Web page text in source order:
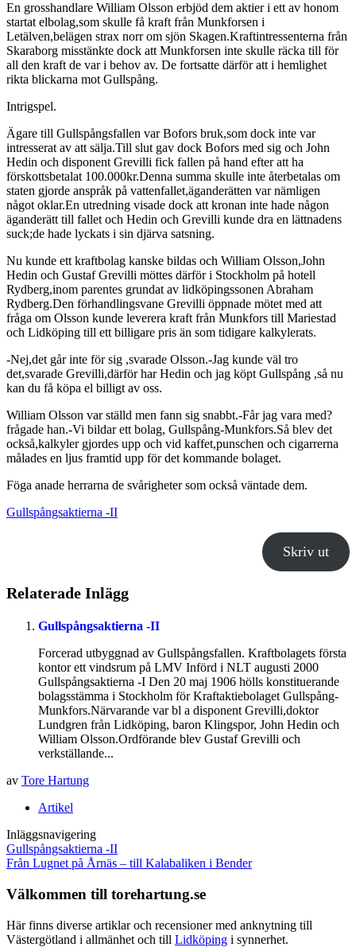
En grosshandlare William Olsson erbjöd dem aktier i ett av honom
startat elbolag,som skulle få kraft från Munkforsen i
Letälven,belägen strax norr om sjön Skagen.Kraftintressenterna från
Skaraborg misstänkte dock att Munkforsen inte skulle räcka till för
all den kraft de var i behov av. De fortsatte därför att i hemlighet
rikta blickarna mot Gullspång.
Intrigspel.
Ägare till Gullspångsfallen var Bofors bruk,som dock inte var
intresserat av att sälja.Till slut gav dock Bofors med sig och John
Hedin och disponent Grevilli fick fallen på hand efter att ha
förskottsbetalat 100.000kr.Denna summa skulle inte återbetalas om
staten gjorde anspråk på vattenfallet,äganderätten var nämligen
något oklar.En utredning visade dock att kronan inte hade någon
äganderätt till fallet och Hedin och Grevilli kunde dra en lättnadens
suck;de hade lyckats i sin djärva satsning.
Nu kunde ett kraftbolag kanske bildas och William Olsson,John
Hedin och Gustaf Grevilli möttes därför i Stockholm på hotell
Rydberg,inom parentes grundat av lidköpingssonen Abraham
Rydberg.Den förhandlingsvane Grevilli öppnade mötet med att
fråga om Olsson kunde leverera kraft från Munkfors till Mariestad
och Lidköping till ett billigare pris än som tidigare kalkylerats.
-Nej,det går inte för sig ,svarade Olsson.-Jag kunde väl tro
det,svarade Grevilli,därför har Hedin och jag köpt Gullspång ,så nu
kan du få köpa el billigt av oss.
William Olsson var ställd men fann sig snabbt.-Får jag vara med?
frågade han.-Vi bildar ett bolag, Gullspång-Munkfors.Så blev det
också,kalkyler gjordes upp och vid kaffet,punschen och cigarrerna
målades en ljus framtid upp för det kommande bolaget.
Föga anade herrarna de svårigheter som också väntade dem.
Gullspångsaktierna -II
Skriv ut
Relaterade Inlägg
Gullspångsaktierna -II
Forcerad utbyggnad av Gullspångsfallen. Kraftbolagets första
kontor ett vindsrum på LMV Införd i NLT augusti 2000
Gullspångsaktierna -I Den 20 maj 1906 hölls konstituerande
bolagsstämma i Stockholm för Kraftaktiebolaget Gullspång-
Munkfors.Närvarande var bl a disponent Grevilli,doktor
Lundgren från Lidköping, baron Klingspor, John Hedin och
William Olsson.Ordförande blev Gustaf Grevilli och
verkställande...
av Tore Hartung
Artikel
Inläggsnavigering
Gullspångsaktierna -II
Från Lugnet på Årnäs – till Kalabaliken i Bender
Välkommen till torehartung.se
Här finns diverse artiklar och recensioner med anknytning till
Västergötland i allmänhet och till Lidköping i synnerhet.